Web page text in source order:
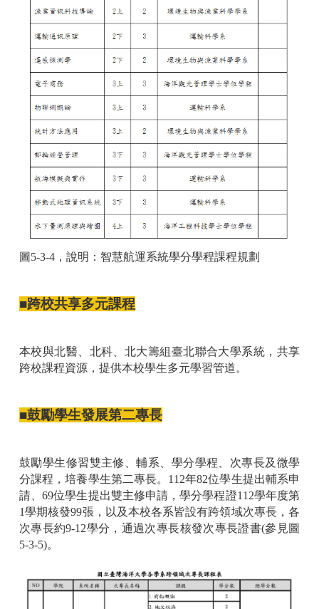
圖5-3-4，說明：智慧航運系統學分學程課程規劃
■跨校共享多元課程
本校與北醫、北科、北大籌組臺北聯合大學系統，共享
跨校課程資源，提供本校學生多元學習管道。
■鼓勵學生發展第二專長
鼓勵學生修習雙主修、輔系、學分學程、次專長及微學
分課程，培養學生第二專長。112年82位學生提出輔系申
請、69位學生提出雙主修申請，學分學程證112學年度第
1學期核發99張，以及本校各系皆設有跨領域次專長，各
次專長約9-12學分，通過次專長核發次專長證書(參見圖
5-3-5)。